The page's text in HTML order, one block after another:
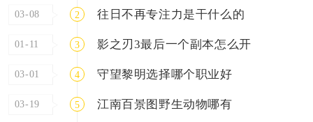
03-08 2 往日不再专注力是干什么的
01-11 3 影之刃3最后一个副本怎么开
03-01 4 守望黎明选择哪个职业好
03-19 5 江南百景图野生动物哪有